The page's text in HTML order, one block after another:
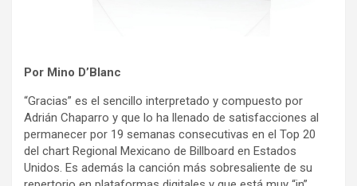
Por Mino D’Blanc
“Gracias” es el sencillo interpretado y compuesto por
Adrián Chaparro y que lo ha llenado de satisfacciones al
permanecer por 19 semanas consecutivas en el Top 20
del chart Regional Mexicano de Billboard en Estados
Unidos. Es además la canción más sobresaliente de su